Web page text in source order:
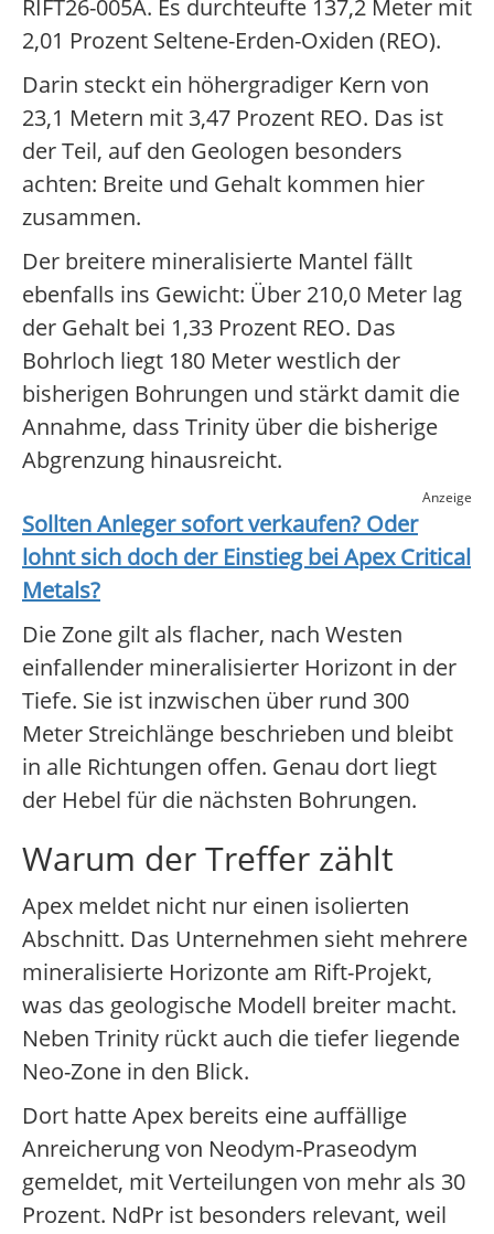
RIFT26-005A. Es durchteufte 137,2 Meter mit
2,01 Prozent Seltene-Erden-Oxiden (REO).
Darin steckt ein höhergradiger Kern von
23,1 Metern mit 3,47 Prozent REO. Das ist
der Teil, auf den Geologen besonders
achten: Breite und Gehalt kommen hier
zusammen.
Der breitere mineralisierte Mantel fällt
ebenfalls ins Gewicht: Über 210,0 Meter lag
der Gehalt bei 1,33 Prozent REO. Das
Bohrloch liegt 180 Meter westlich der
bisherigen Bohrungen und stärkt damit die
Annahme, dass Trinity über die bisherige
Abgrenzung hinausreicht.
Anzeige
Sollten Anleger sofort verkaufen? Oder
lohnt sich doch der Einstieg beiApex Critical
Metals?
Die Zone gilt als flacher, nach Westen
einfallender mineralisierter Horizont in der
Tiefe. Sie ist inzwischen über rund 300
Meter Streichlänge beschrieben und bleibt
in alle Richtungen offen. Genau dort liegt
der Hebel für die nächsten Bohrungen.
Warum der Treffer zählt
Apex meldet nicht nur einen isolierten
Abschnitt. Das Unternehmen sieht mehrere
mineralisierte Horizonte am Rift-Projekt,
was das geologische Modell breiter macht.
Neben Trinity rückt auch die tiefer liegende
Neo-Zone in den Blick.
Dort hatte Apex bereits eine auffällige
Anreicherung von Neodym-Praseodym
gemeldet, mit Verteilungen von mehr als 30
Prozent. NdPr ist besonders relevant, weil